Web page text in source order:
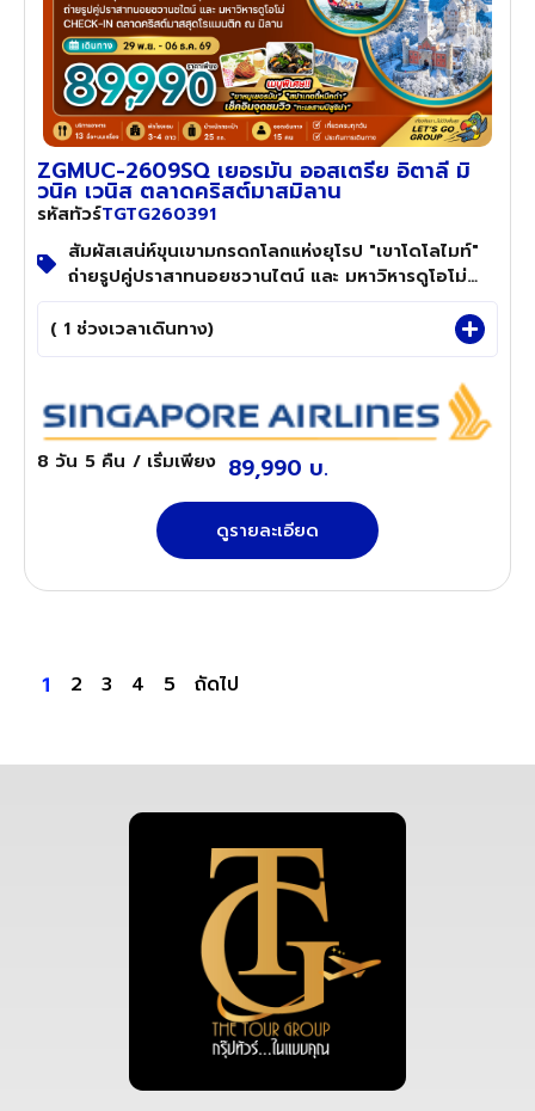
ZGMUC-2609SQ เยอรมัน ออสเตรีย อิตาลี มิ
วนิค เวนิส ตลาดคริสต์มาสมิลาน
รหัสทัวร์TGTG260391
สัมผัสเสน่ห์ขุนเขามกรดกโลกแห่งยุโรป "เขาโดโลไมท์"
ถ่ายรูปคู่ปราสาทนอยชวานไตน์ และ มหาวิหารดูโอโม่
( 1 ช่วงเวลาเดินทาง)
8 วัน 5 คืน / เริ่มเพียง 89,990 บ.
ดูรายละเอียด
1 2 3 4 5 ถัดไป